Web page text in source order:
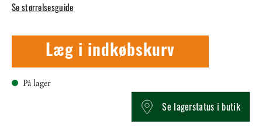
Se størrelsesguide
Læg i indkøbskurv
På lager
Se lagerstatus i butik